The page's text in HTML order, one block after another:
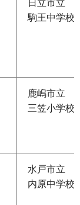
日立市立
駒王中学校
鹿嶋市立
三笠小学校
水戸市立
内原中学校